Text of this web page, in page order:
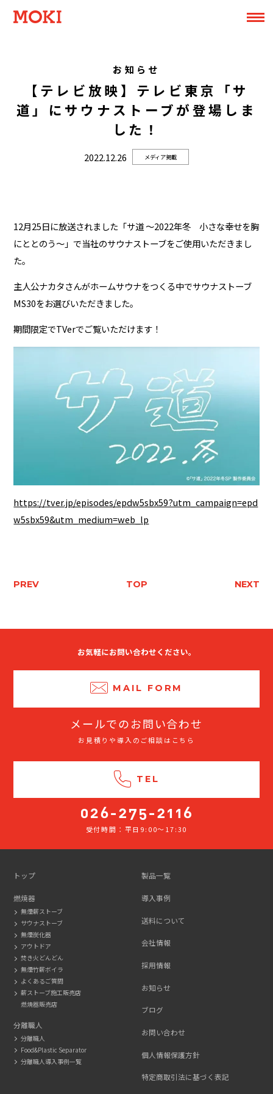
お知らせ
【テレビ放映】テレビ東京「サ
道」にサウナストーブが登場しま
した！
2022.12.26 メディア掲載
12月25日に放送されました「サ道 ～2022年冬 小さな幸せを胸
にととのう〜」で当社のサウナストーブをご使用いただきまし
た。
主人公ナカタさんがホームサウナをつくる中でサウナストーブ
MS30をお選びいただきました。
期間限定でTVerでご覧いただけます！
https://tver.jp/episodes/epdw5sbx59?utm_campaign=epd
w5sbx59&utm_medium=web_lp
PREV TOP NEXT
お気軽にお問い合わせください。
MAIL FORM
メールでのお問い合わせ
お見積りや導入のご相談はこちら
TEL
受付時間：平日9:00～17:30
トップ
燃焼器
無煙薪ストーブ
サウナストーブ
無煙炭化器
アウトドア
焚き火どんどん
無煙竹薪ボイラ
よくあるご質問
薪ストーブ施工販売店
燃焼器販売店
分離職人
分離職人
Food&Plastic Separator
分離職人導入事例一覧
製品一覧
導入事例
送料について
会社情報
採用情報
お知らせ
ブログ
お問い合わせ
個人情報保護方針
特定商取引法に基づく表記